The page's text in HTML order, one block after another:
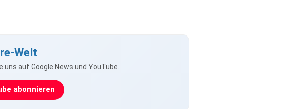
Welt
auf Google News und YouTube.
abonnieren